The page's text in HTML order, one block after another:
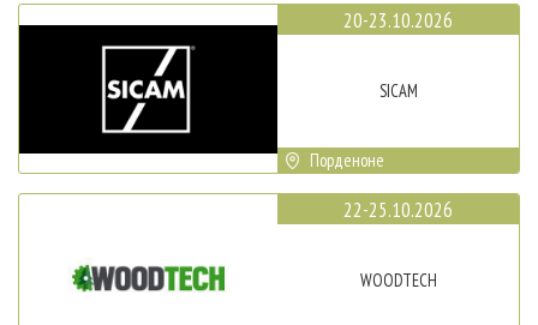
20-23.10.2026
SICAM
Порденоне
22-25.10.2026
WOODTECH